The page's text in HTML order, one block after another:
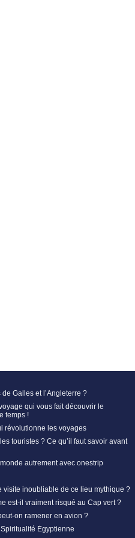
Galles et l’Angleterre ?
qui vous fait découvrir le
temps !
révolutionne les voyages
touristes ? Ce qu’il faut savoir avant
autrement avec onestrip
visite inoubliable de ce lieu mythique ?
est-il vraiment risqué au Cap vert ?
on ramener en avion ?
Égyptienne